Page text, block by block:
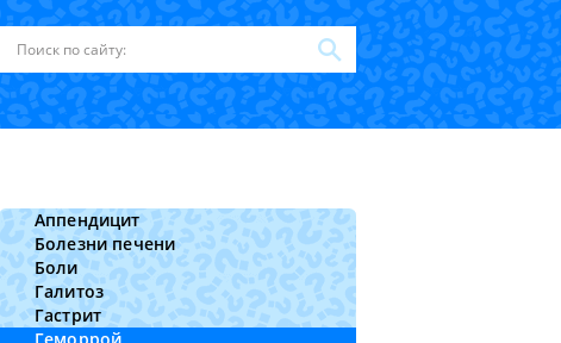
Аппендицит
Болезни печени
Боли
Галитоз
Гастрит